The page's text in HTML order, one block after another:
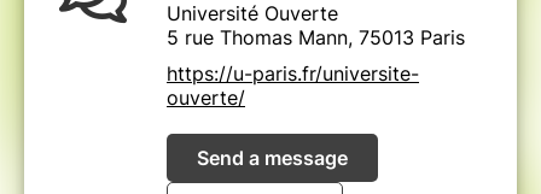
Université Ouverte
5 rue Thomas Mann, 75013 Paris
https://u-paris.fr/universite-
ouverte/
Send a message